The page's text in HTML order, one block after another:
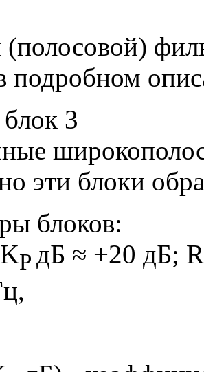
подробном
3
эти блоки
блоков:
P дБ ≈ +20 дБ; R